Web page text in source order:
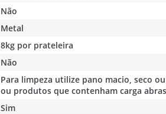
Não
Metal
8kg por prateleira
Não
Para limpeza utilize pano macio, seco
ou produtos que contenham carga
Sim